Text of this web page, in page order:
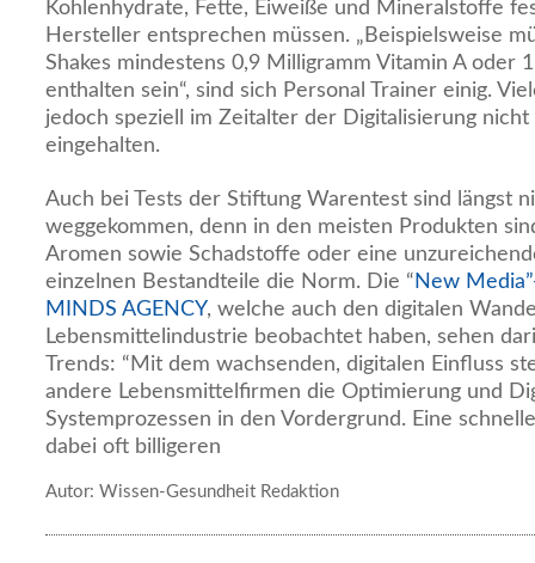
Kohlenhydrate, Fette, Eiweiße und Mineralstoffe
Hersteller entsprechen müssen. „Beispielsweise
Shakes mindestens 0,9 Milligramm Vitamin A oder
enthalten sein“, sind sich Personal Trainer einig.
jedoch speziell im Zeitalter der Digitalisierung
eingehalten.
Auch bei Tests der Stiftung Warentest sind längst
weggekommen, denn in den meisten Produkten
Aromen sowie Schadstoffe oder eine
einzelnen Bestandteile die Norm. Die “ New
MINDS AGENCY, welche auch den digitalen
Lebensmittelindustrie beobachtet haben, sehen
Trends: “Mit dem wachsenden, digitalen Einfluss
andere Lebensmittelfirmen die Optimierung und
Systemprozessen in den Vordergrund. Eine
dabei oft billigeren
Autor: Wissen-Gesundheit Redaktion